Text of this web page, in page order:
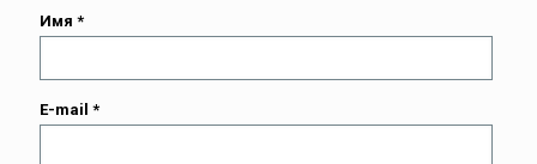
Имя *
E-mail *